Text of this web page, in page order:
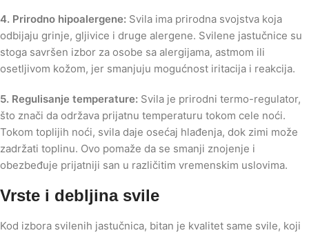
4. Prirodno hipoalergene: Svila ima prirodna svojstva koja
odbijaju grinje, gljivice i druge alergene. Svilene jastučnice su
stoga savršen izbor za osobe sa alergijama, astmom ili
osetljivom kožom, jer smanjuju mogućnost iritacija i reakcija.
5. Regulisanje temperature: Svila je prirodni termo-regulator,
što znači da održava prijatnu temperaturu tokom cele noći.
Tokom toplijih noći, svila daje osećaj hlađenja, dok zimi može
zadržati toplinu. Ovo pomaže da se smanji znojenje i
obezbeđuje prijatniji san u različitim vremenskim uslovima.
Vrste i debljina svile
Kod izbora svilenih jastučnica, bitan je kvalitet same svile, koji